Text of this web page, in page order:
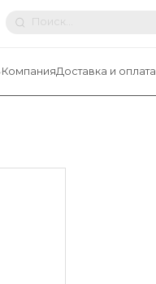
КомпанияДоставка и оплата